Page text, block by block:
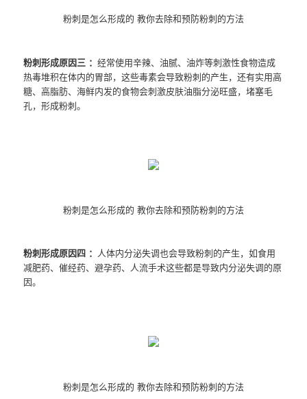
粉刺是怎么形成的 教你去除和预防粉刺的方法
粉刺形成原因三 ：经常使用辛辣、油腻、油炸等刺激性食物造成
热毒堆积在体内的胃部，这些毒素会导致粉刺的产生，还有实用高
糖、高脂肪、海鲜内发的食物会刺激皮肤油脂分泌旺盛，堵塞毛
孔，形成粉刺。
粉刺是怎么形成的 教你去除和预防粉刺的方法
粉刺形成原因四 ： 人体内分泌失调也会导致粉刺的产生，如食用
减肥药、催经药、避孕药、人流手术这些都是导致内分泌失调的原
因。
粉刺是怎么形成的 教你去除和预防粉刺的方法